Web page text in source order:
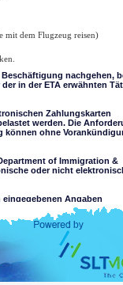
mit dem Flugzeug reisen)
nachgehen,
in der ETA erwähnten
Zahlungskarten
werden. Die
können ohne
of Immigration &
oder nicht
Angaben
Zweck als den